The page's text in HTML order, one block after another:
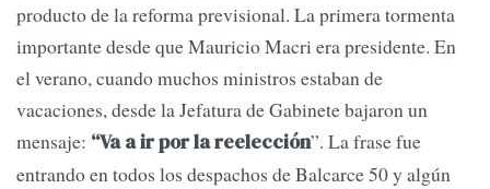
producto de la reforma previsional. La primera tormenta
importante desde que Mauricio Macri era presidente. En
el verano, cuando muchos ministros estaban de
vacaciones, desde la Jefatura de Gabinete bajaron un
mensaje: “Va a ir por la reelección”. La frase fue
entrando en todos los despachos de Balcarce 50 y algún